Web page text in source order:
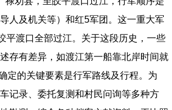
人及机关等）和红5军团。这一重大军
平渡口全部过江。关于这段历史，一些
存有差异，如渡江第一船靠北岸时间就
定的关键要素是行军路线及行程。为
记录、委托复测和村民问询等多种方